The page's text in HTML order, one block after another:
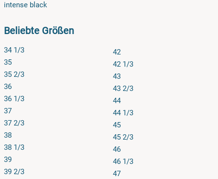
intense black
Beliebte Größen
34 1/3
35
35 2/3
36
36 1/3
37
37 2/3
38
38 1/3
39
39 2/3
42
42 1/3
43
43 2/3
44
44 1/3
45
45 2/3
46
46 1/3
47